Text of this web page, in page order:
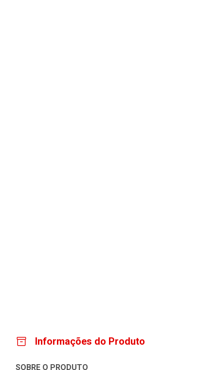
Informações do Produto
SOBRE O PRODUTO